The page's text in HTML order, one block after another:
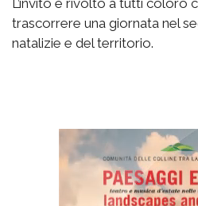
L’invito è rivolto a tutti coloro
trascorrere una giornata nel
natalizie e del territorio.